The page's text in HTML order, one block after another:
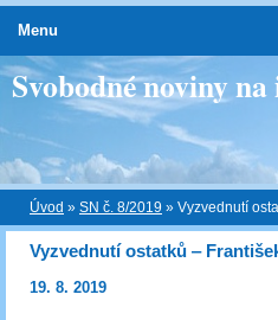
Svobodné noviny
Úvod » SN č. 8/2019 » Vyzvednutí
Vyzvednutí ostatků ‒
19. 8. 2019
Menu